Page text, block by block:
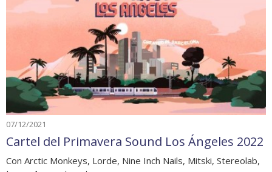
07/12/2021
Cartel del Primavera Sound Los Ángeles 2022
Con Arctic Monkeys, Lorde, Nine Inch Nails, Mitski, Stereolab,